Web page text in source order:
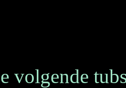
volgende